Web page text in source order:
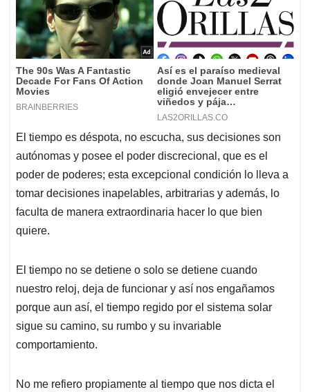
El tiempo es déspota, no escucha, sus decisiones son
autónomas y posee el poder discrecional, que es el
poder de poderes; esta excepcional condición lo lleva a
tomar decisiones inapelables, arbitrarias y además, lo
faculta de manera extraordinaria hacer lo que bien
quiere.
El tiempo no se detiene o solo se detiene cuando
nuestro reloj, deja de funcionar y así nos engañamos
porque aun así, el tiempo regido por el sistema solar
sigue su camino, su rumbo y su invariable
comportamiento.
No me refiero propiamente al tiempo que nos dicta el